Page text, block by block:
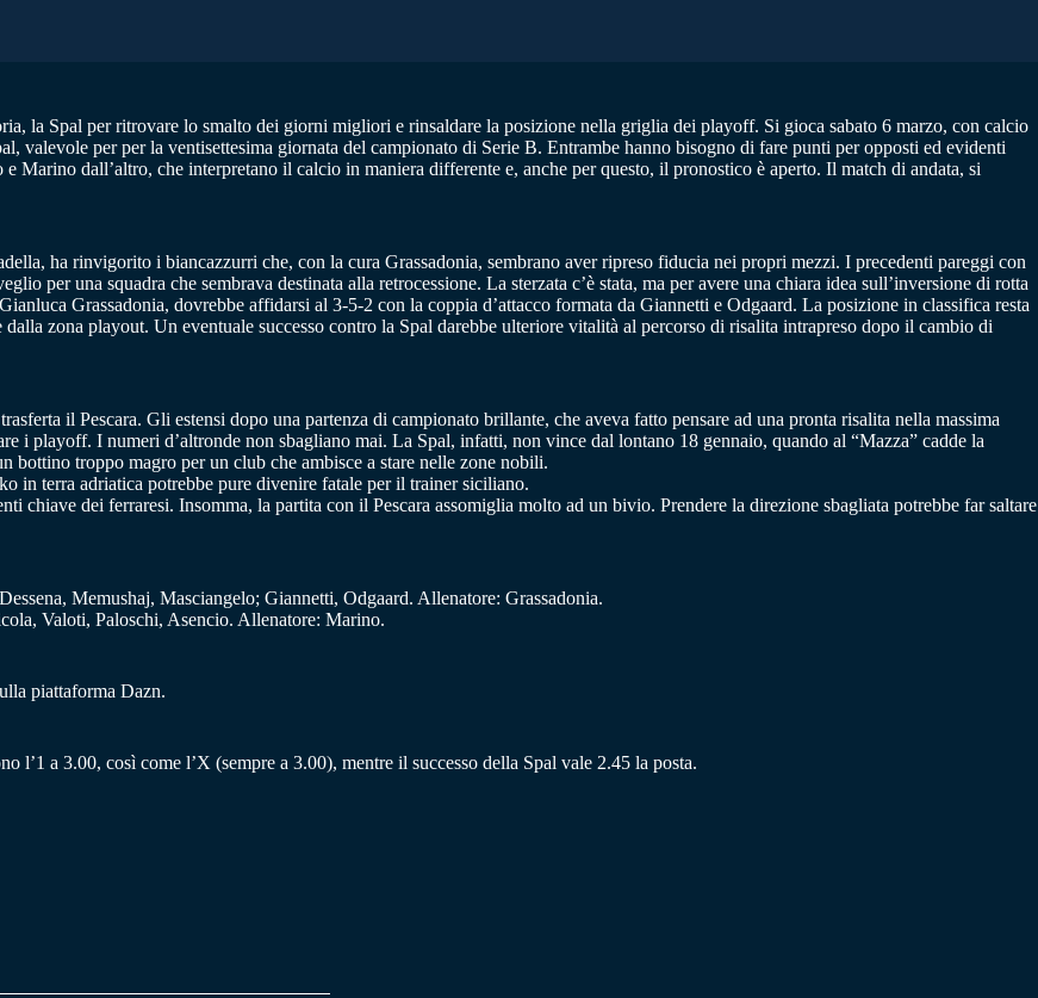
la Spal per ritrovare lo smalto dei giorni migliori e rinsaldare la posizione nella griglia dei playoff. Si gioca sabato 6 marzo, con calcio
valevole per per la ventisettesima giornata del campionato di Serie B. Entrambe hanno bisogno di fare punti per opposti ed evidenti
Marino dall’altro, che interpretano il calcio in maniera differente e, anche per questo, il pronostico è aperto. Il match di andata, si
ha rinvigorito i biancazzurri che, con la cura Grassadonia, sembrano aver ripreso fiducia nei propri mezzi. I precedenti pareggi con
per una squadra che sembrava destinata alla retrocessione. La sterzata c’è stata, ma per avere una chiara idea sull’inversione di rotta
Grassadonia, dovrebbe affidarsi al 3-5-2 con la coppia d’attacco formata da Giannetti e Odgaard. La posizione in classifica resta
dalla zona playout. Un eventuale successo contro la Spal darebbe ulteriore vitalità al percorso di risalita intrapreso dopo il cambio di
il Pescara. Gli estensi dopo una partenza di campionato brillante, che aveva fatto pensare ad una pronta risalita nella massima
i playoff. I numeri d’altronde non sbagliano mai. La Spal, infatti, non vince dal lontano 18 gennaio, quando al “Mazza” cadde la
bottino troppo magro per un club che ambisce a stare nelle zone nobili.
in terra adriatica potrebbe pure divenire fatale per il trainer siciliano.
chiave dei ferraresi. Insomma, la partita con il Pescara assomiglia molto ad un bivio. Prendere la direzione sbagliata potrebbe far saltare
Memushaj, Masciangelo; Giannetti, Odgaard. Allenatore: Grassadonia.
Valoti, Paloschi, Asencio. Allenatore: Marino.
piattaforma Dazn.
l’1 a 3.00, così come l’X (sempre a 3.00), mentre il successo della Spal vale 2.45 la posta.